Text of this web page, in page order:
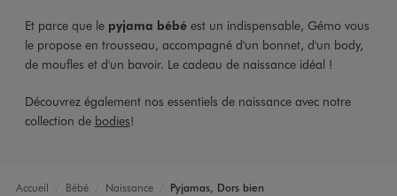
Et parce que le pyjama bébéest un indispensable, Gémo vous
le propose en trousseau, accompagné d'un bonnet, d'un body,
de moufles et d'un bavoir. Le cadeau de naissance idéal !
Découvrez également nos essentiels de naissance avec notre
collection de bodies!
Accueil Bébé Naissance Pyjamas, Dors bien